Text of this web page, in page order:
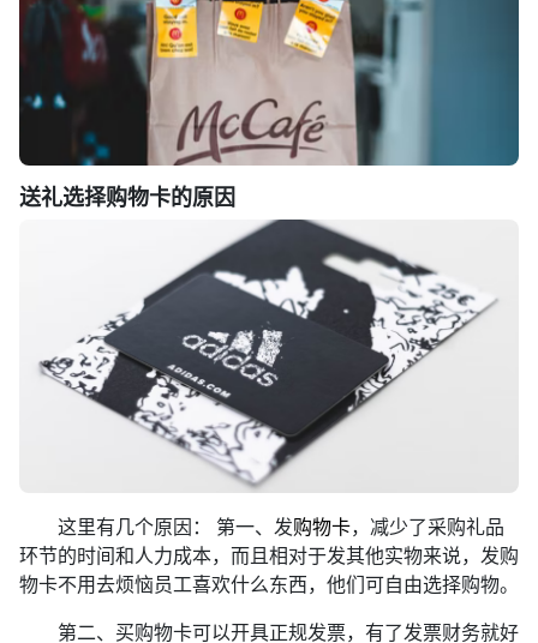
送礼选择购物卡的原因
这里有几个原因： 第一、发购物卡，减少了采购礼品
环节的时间和人力成本，而且相对于发其他实物来说，发购
物卡不用去烦恼员工喜欢什么东西，他们可自由选择购物。
第二、买购物卡可以开具正规发票，有了发票财务就好